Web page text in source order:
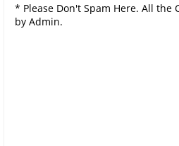
* Please Don't Spam Here. All the
by Admin.